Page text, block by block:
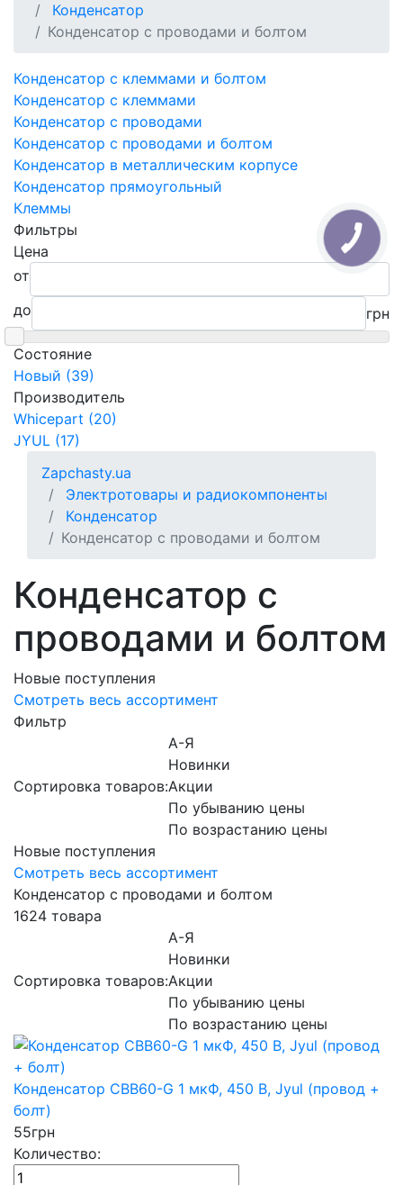
Конденсатор
Конденсатор с проводами и болтом
Конденсатор с клеммами и болтом
Конденсатор с клеммами
Конденсатор с проводами
Конденсатор с проводами и болтом
Конденсатор в металлическим корпусе
Конденсатор прямоугольный
Клеммы
Фильтры
Цена
от
до
грн
Состояние
Новый (39)
Производитель
Whicepart (20)
JYUL (17)
Zapchasty.ua
Электротовары и радиокомпоненты
Конденсатор
Конденсатор с проводами и болтом
Конденсатор с
проводами и болтом
Новые поступления
Смотреть весь ассортимент
Фильтр
Сортировка товаров:
А-Я
Новинки
Акции
По убыванию цены
По возрастанию цены
Новые поступления
Смотреть весь ассортимент
Конденсатор с проводами и болтом
1624 товара
Сортировка товаров:
А-Я
Новинки
Акции
По убыванию цены
По возрастанию цены
Конденсатор CBB60-G 1 мкФ, 450 В, Jyul (провод +
болт)
55грн
Количество: